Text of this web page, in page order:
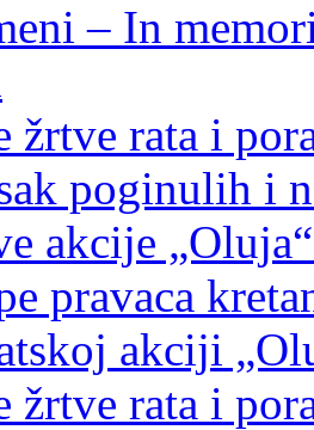
– In
žrtve rata i
poginulih i
akcije
pravaca
akciji
žrtve rata i